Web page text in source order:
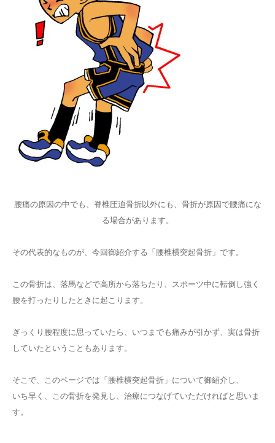
腰痛の原因の中でも、脊椎圧迫骨折以外にも、骨折が原因で腰痛にな
る場合があります。
その代表的なものが、今回御紹介する「腰椎横突起骨折」です。
この骨折は、落馬などで高所から落ちたり、スポーツ中に転倒し強く
腰を打ったりしたときに起こります。
ぎっくり腰程度に思っていたら、いつまでも痛みが引かず、実は骨折
していたということもあります。
そこで、このページでは「腰椎横突起骨折」について御紹介し、
いち早く、この骨折を発見し、治療につなげていただければと思いま
す。